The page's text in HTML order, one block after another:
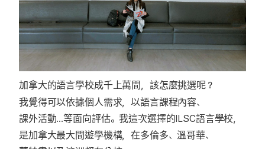
加拿大的語言學校成千上萬間，該怎麼挑選呢？
我覺得可以依據個人需求，以語言課程內容、
課外活動…等面向評估。我這次選擇的ILSC語言學校，
是加拿大最大間遊學機構，在多倫多、溫哥華、